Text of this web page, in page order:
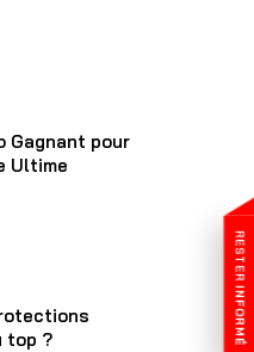
RESTER
INFORMÉ
Gagnant pour
Ultime
top ?